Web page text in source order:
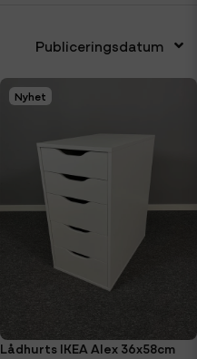
Publiceringsdatum
Lådhurts IKEA Alex 36x58cm
Nyhet